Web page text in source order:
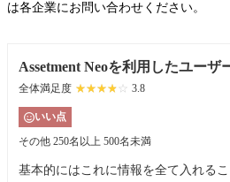
は各企業にお問い合わせください。
Assetment Neoを利用したユーザ
全体満足度 ☆☆☆☆☆
★★★★★ 3.8
いい点
その他 250名以上 500名未満
基本的にはこれに情報を全て入れる